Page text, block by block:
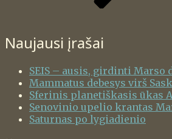
Naujausi įrašai
SEIS – ausis, girdinti Marso
Mammatus debesys virš
Sferinis planetiškasis ūkas
Senovinio upelio krantas
Saturnas po lygiadienio